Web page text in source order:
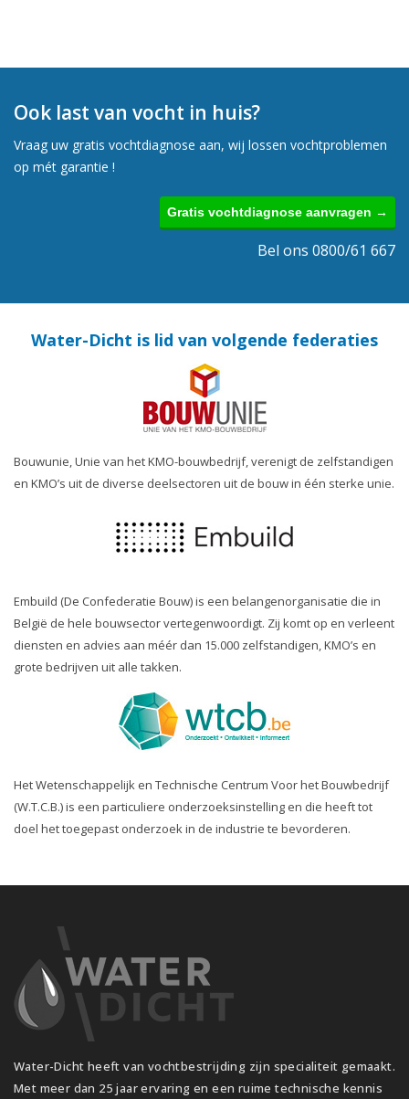
Ook last van vocht in huis?
Vraag uw gratis vochtdiagnose aan, wij lossen vochtproblemen
op mét garantie !
Gratis vochtdiagnose aanvragen →
Bel ons 0800/61 667
Water-Dicht is lid van volgende federaties
Bouwunie, Unie van het KMO-bouwbedrijf, verenigt de zelfstandigen
en KMO’s uit de diverse deelsectoren uit de bouw in één sterke unie.
Embuild (De Confederatie Bouw) is een belangenorganisatie die in
België de hele bouwsector vertegenwoordigt. Zij komt op en verleent
diensten en advies aan méér dan 15.000 zelfstandigen, KMO’s en
grote bedrijven uit alle takken.
Het Wetenschappelijk en Technische Centrum Voor het Bouwbedrijf
(W.T.C.B.) is een particuliere onderzoeksinstelling en die heeft tot
doel het toegepast onderzoek in de industrie te bevorderen.
Water-Dicht heeft van vochtbestrijding zijn specialiteit gemaakt.
Met meer dan 25 jaar ervaring en een ruime technische kennis